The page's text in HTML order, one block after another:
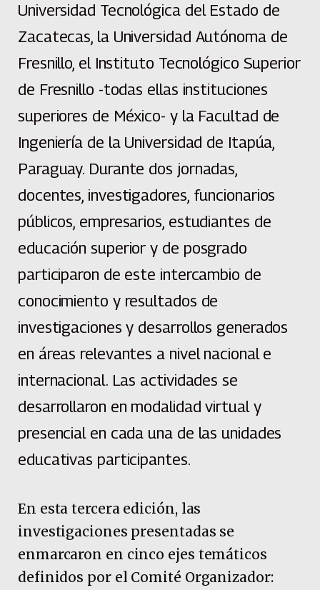
Universidad Tecnológica del Estado de
Zacatecas, la Universidad Autónoma de
Fresnillo, el Instituto Tecnológico Superior
de Fresnillo -todas ellas instituciones
superiores de México- y la Facultad de
Ingeniería de la Universidad de Itapúa,
Paraguay. Durante dos jornadas,
docentes, investigadores, funcionarios
públicos, empresarios, estudiantes de
educación superior y de posgrado
participaron de este intercambio de
conocimiento y resultados de
investigaciones y desarrollos generados
en áreas relevantes a nivel nacional e
internacional. Las actividades se
desarrollaron en modalidad virtual y
presencial en cada una de las unidades
educativas participantes.
En esta tercera edición, las
investigaciones presentadas se
enmarcaron en cinco ejes temáticos
definidos por el Comité Organizador: